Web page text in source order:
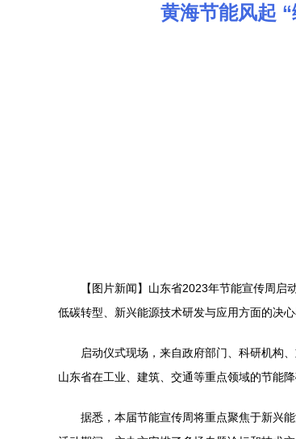
黄海节能风起
【图片新闻】山东省2023年节能宣传周启
低碳转型、新兴能源技术研发与应用方面的决心
启动仪式现场，来自政府部门、科研机构
山东省在工业、建筑、交通等重点领域的节能
据悉，本届节能宣传周将重点聚焦于新兴